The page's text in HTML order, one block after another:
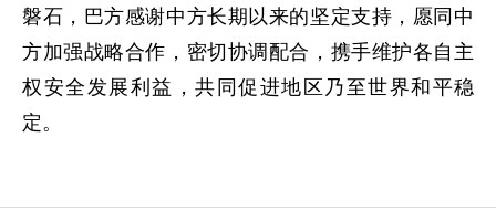
磐石，巴方感谢中方长期以来的坚定支持，愿同中
方加强战略合作，密切协调配合，携手维护各自主
权安全发展利益，共同促进地区乃至世界和平稳
定。